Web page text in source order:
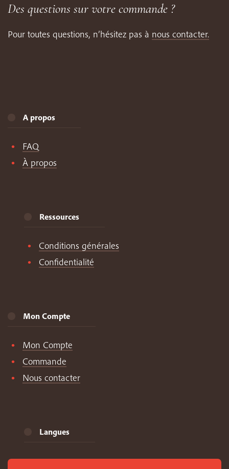
Des questions sur votre commande ?
Pour toutes questions, n’hésitez pas à nous contacter.
A propos
FAQ
À propos
Ressources
Conditions générales
Confidentialité
Mon Compte
Mon Compte
Commande
Nous contacter
Langues